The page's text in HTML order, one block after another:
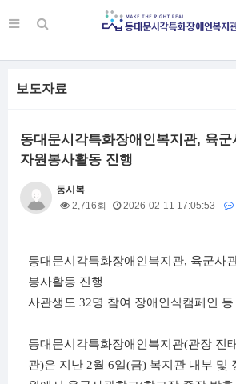
보도자료
동대문시각특화장애인복지관, 육군
자원봉사활동 진행
동시복
2,716회
2026-02-11 17:05:53
동대문시각특화장애인복지관, 육군사
봉사활동 진행
사관생도 32명 참여 장애인식캠페인 등
동대문시각특화장애인복지관(관장 진
관)은 지난 2월 6일(금) 복지관 내부 및